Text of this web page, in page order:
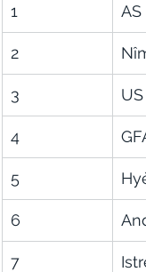
1 AS
2
3
4
5
6
7